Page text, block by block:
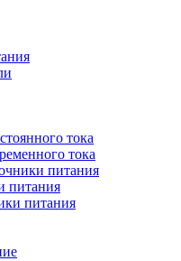
тока
тока
питания
питания
питания